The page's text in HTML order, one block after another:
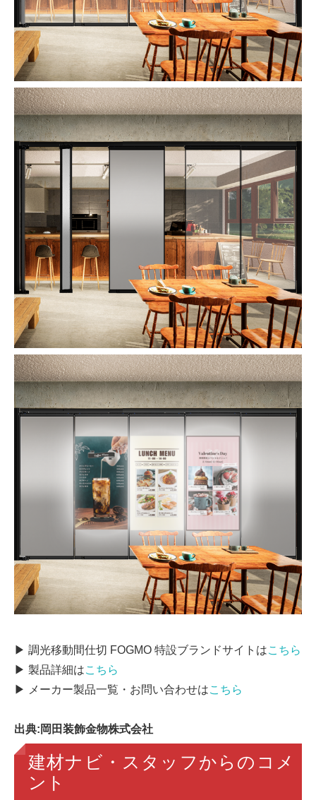
▶ 調光移動間仕切 FOGMO 特設ブランドサイトはこちら
▶ 製品詳細はこちら
▶ メーカー製品一覧・お問い合わせはこちら
出典:岡田装飾金物株式会社
建材ナビ・スタッフからのコメ
ント